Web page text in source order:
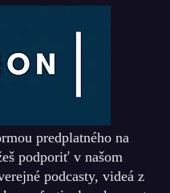
predplatného na
podporiť v našom
podcasty, videá z